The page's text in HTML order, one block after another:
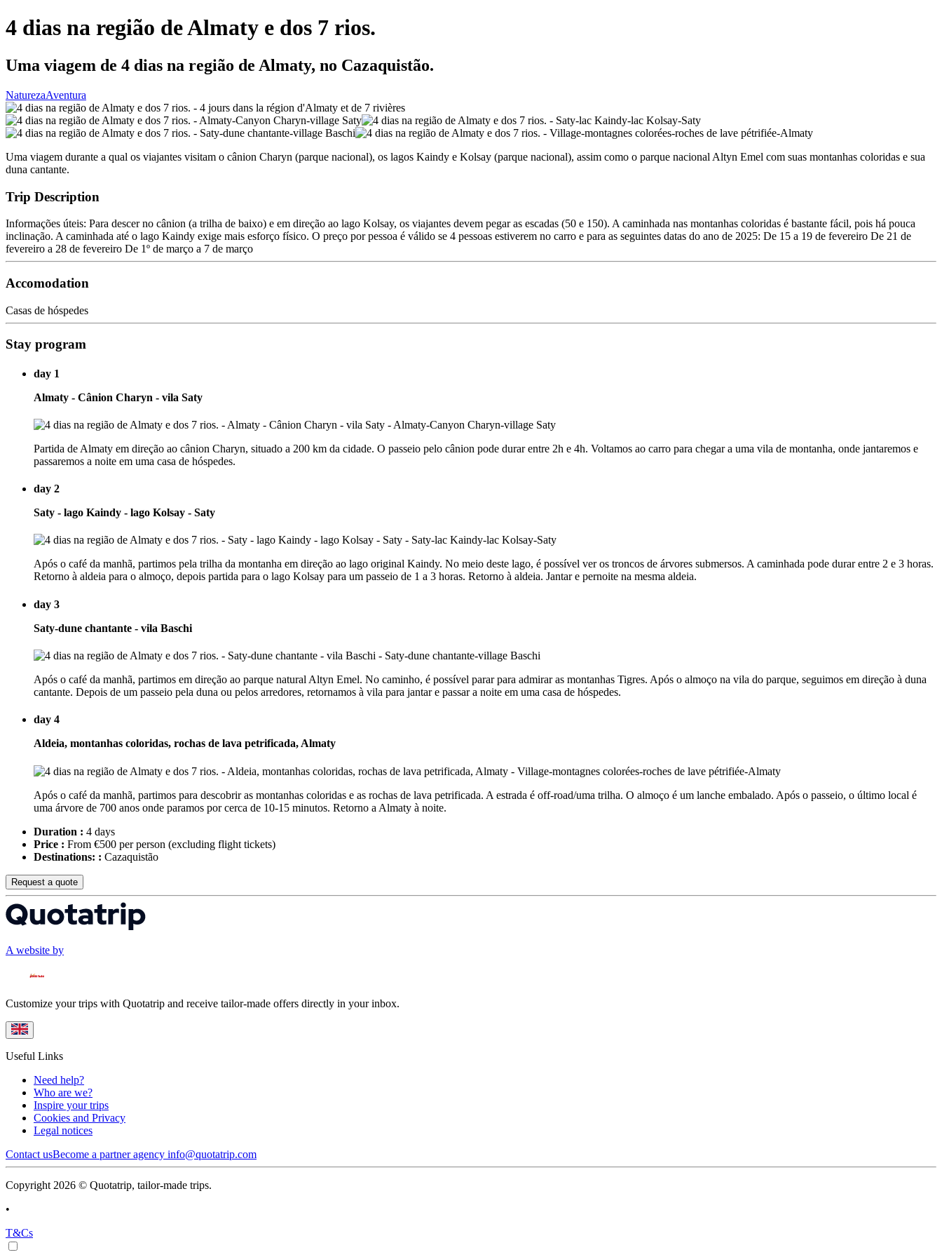
4 dias na região de Almaty e dos 7 rios.
Uma viagem de 4 dias na região de Almaty, no Cazaquistão.
NaturezaAventura
Uma viagem durante a qual os viajantes visitam o cânion Charyn (parque nacional), os lagos Kaindy e Kolsay (parque nacional), assim como o parque nacional Altyn Emel com suas montanhas coloridas e sua
duna cantante.
Trip Description
Informações úteis: Para descer no cânion (a trilha de baixo) e em direção ao lago Kolsay, os viajantes devem pegar as escadas (50 e 150). A caminhada nas montanhas coloridas é bastante fácil, pois há pouca
inclinação. A caminhada até o lago Kaindy exige mais esforço físico. O preço por pessoa é válido se 4 pessoas estiverem no carro e para as seguintes datas do ano de 2025: De 15 a 19 de fevereiro De 21 de
fevereiro a 28 de fevereiro De 1º de março a 7 de março
Accomodation
Casas de hóspedes
Stay program
day 1
Almaty - Cânion Charyn - vila Saty
Partida de Almaty em direção ao cânion Charyn, situado a 200 km da cidade. O passeio pelo cânion pode durar entre 2h e 4h. Voltamos ao carro para chegar a uma vila de montanha, onde jantaremos e
passaremos a noite em uma casa de hóspedes.
day 2
Saty - lago Kaindy - lago Kolsay - Saty
Após o café da manhã, partimos pela trilha da montanha em direção ao lago original Kaindy. No meio deste lago, é possível ver os troncos de árvores submersos. A caminhada pode durar entre 2 e 3 horas.
Retorno à aldeia para o almoço, depois partida para o lago Kolsay para um passeio de 1 a 3 horas. Retorno à aldeia. Jantar e pernoite na mesma aldeia.
day 3
Saty-dune chantante - vila Baschi
Após o café da manhã, partimos em direção ao parque natural Altyn Emel. No caminho, é possível parar para admirar as montanhas Tigres. Após o almoço na vila do parque, seguimos em direção à duna
cantante. Depois de um passeio pela duna ou pelos arredores, retornamos à vila para jantar e passar a noite em uma casa de hóspedes.
day 4
Aldeia, montanhas coloridas, rochas de lava petrificada, Almaty
Após o café da manhã, partimos para descobrir as montanhas coloridas e as rochas de lava petrificada. A estrada é off-road/uma trilha. O almoço é um lanche embalado. Após o passeio, o último local é
uma árvore de 700 anos onde paramos por cerca de 10-15 minutos. Retorno a Almaty à noite.
Duration : 4 days
Price : From €500 per person (excluding flight tickets)
Destinations: : Cazaquistão
Request a quote
A website by
Customize your trips with Quotatrip and receive tailor-made offers directly in your inbox.
Useful Links
Need help?
Who are we?
Inspire your trips
Cookies and Privacy
Legal notices
Contact usBecome a partner agency info@quotatrip.com
Copyright 2026 © Quotatrip, tailor-made trips.
•
T&Cs